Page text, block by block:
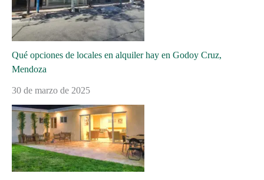
Qué opciones de locales en alquiler hay en Godoy Cruz,
Mendoza
30 de marzo de 2025